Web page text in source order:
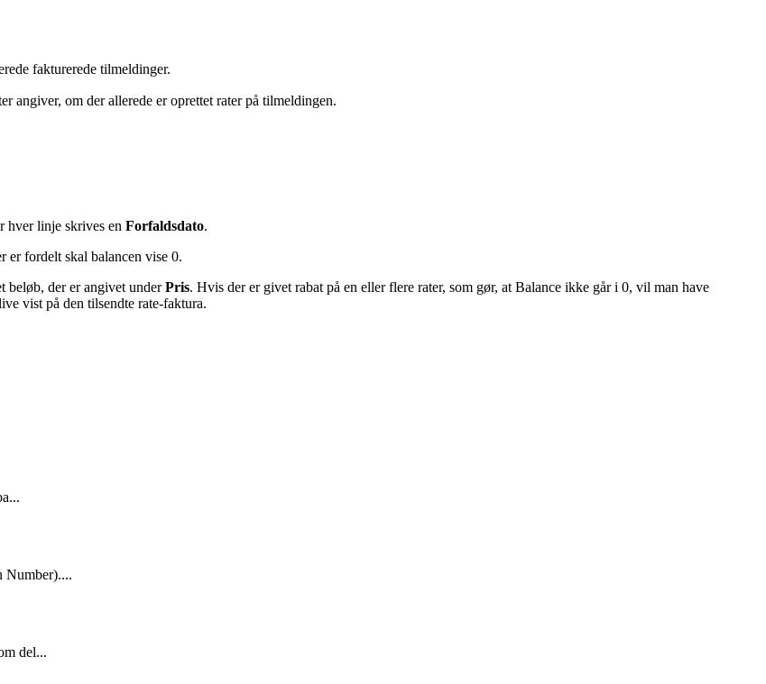
fakturerede tilmeldinger.
angiver, om der allerede er oprettet rater på tilmeldingen.
hver linje skrives en Forfaldsdato.
er fordelt skal balancen vise 0.
beløb, der er angivet underPris. Hvis der er givet rabat på en eller flere rater, som gør, at Balance ikke går i 0, vil man have
vist på den tilsendte rate-faktura.
Number)....
del...